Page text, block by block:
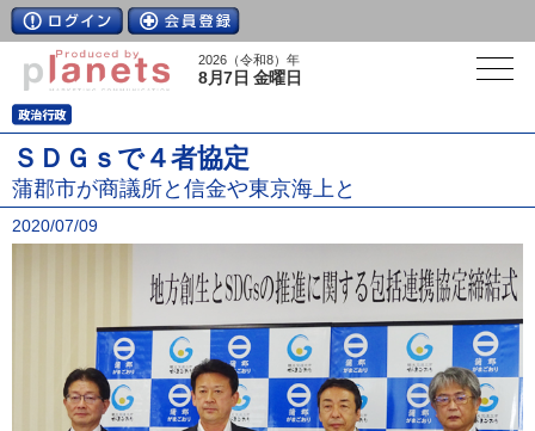
2026（令和8）年
8月7日 金曜日
ＳＤＧｓで４者協定
蒲郡市が商議所と信金や東京海上と
2020/07/09